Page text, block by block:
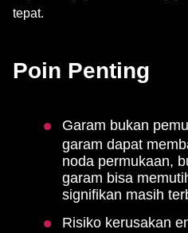
tepat.
Poin Penting
Garam bukan
garam dapat
noda permukaan,
garam bisa
signifikan masih
Risiko kerusakan